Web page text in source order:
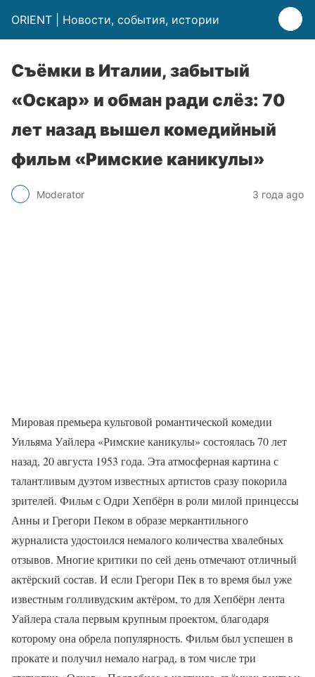
ORIENT | Новости, события, истории
Съёмки в Италии, забытый
«Оскар» и обман ради слёз: 70
лет назад вышел комедийный
фильм «Римские каникулы»
Moderator 3 года ago
Мировая премьера культовой романтической комедии
Уильяма Уайлера «Римские каникулы» состоялась 70 лет
назад, 20 августа 1953 года. Эта атмосферная картина с
талантливым дуэтом известных артистов сразу покорила
зрителей. Фильм с Одри Хепбёрн в роли милой принцессы
Анны и Грегори Пеком в образе меркантильного
журналиста удостоился немалого количества хвалебных
отзывов. Многие критики по сей день отмечают отличный
актёрский состав. И если Грегори Пек в то время был уже
известным голливудским актёром, то для Хепбёрн лента
Уайлера стала первым крупным проектом, благодаря
которому она обрела популярность. Фильм был успешен в
прокате и получил немало наград, в том числе три